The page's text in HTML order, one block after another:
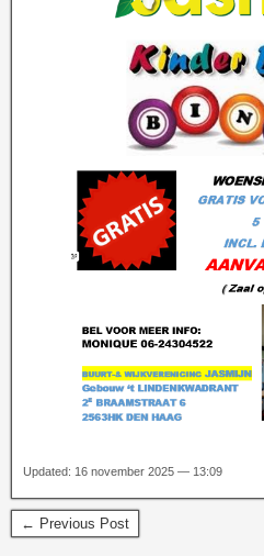
Updated: 16 november 2025 — 13:09
← Previous Post